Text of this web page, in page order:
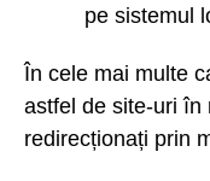
pe sistemul
În cele mai multe
astfel de site-uri în
redirecționați prin